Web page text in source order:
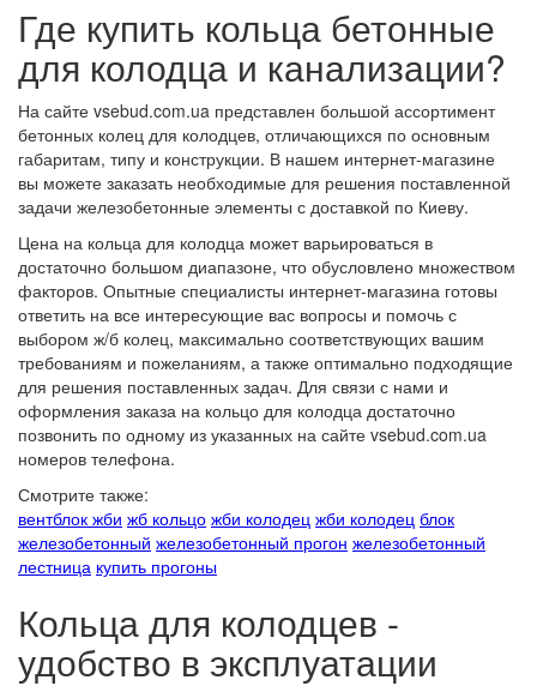
Где купить кольца бетонные
для колодца и канализации?
На сайте vsebud.com.ua представлен большой ассортимент
бетонных колец для колодцев, отличающихся по основным
габаритам, типу и конструкции. В нашем интернет-магазине
вы можете заказать необходимые для решения поставленной
задачи железобетонные элементы с доставкой по Киеву.
Цена на кольца для колодца может варьироваться в
достаточно большом диапазоне, что обусловлено множеством
факторов. Опытные специалисты интернет-магазина готовы
ответить на все интересующие вас вопросы и помочь с
выбором ж/б колец, максимально соответствующих вашим
требованиям и пожеланиям, а также оптимально подходящие
для решения поставленных задач. Для связи с нами и
оформления заказа на кольцо для колодца достаточно
позвонить по одному из указанных на сайте vsebud.com.ua
номеров телефона.
Смотрите также:
вентблок жби жб кольцо жби колодец жби колодец блок
железобетонный железобетонный прогон железобетонный
лестница купить прогоны
Кольца для колодцев -
удобство в эксплуатации